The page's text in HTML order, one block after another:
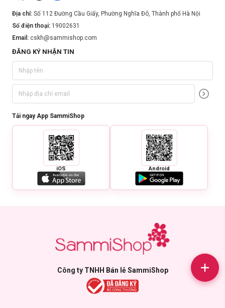
Địa chỉ: Số 112 Đường Cầu Giấy, Phường Nghĩa Đô, Thành phố Hà Nội
Số điện thoại: 19002631
Email: cskh@sammishop.com
ĐĂNG KÝ NHẬN TIN
Tải ngay App SammiShop
iOS Android
Công ty TNHH Bán lẻ SammiShop